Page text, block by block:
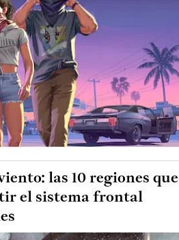
las 10 regiones que
el sistema frontal